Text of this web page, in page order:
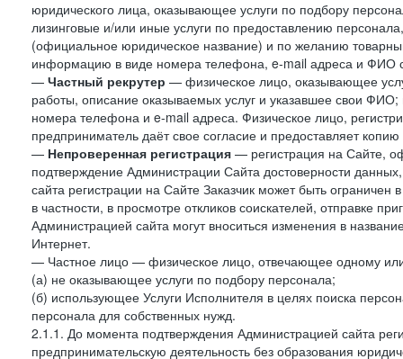
юридического лица, оказывающее услуги по подбору
лизинговые и/или иные услуги по предоставлению
(официальное юридическое название) и по желанию
информацию в виде номера телефона, e-mail адреса и ФИО
— Частный рекрутер — физическое лицо, оказывающее
работы, описание оказываемых услуг и указавшее свои
номера телефона и e-mail адреса. Физическое лицо,
предприниматель даёт свое согласие и предоставляет
— Непроверенная регистрация — регистрация на Сайте,
подтверждение Администрации Сайта достоверности
сайта регистрации на Сайте Заказчик может быть
в частности, в просмотре откликов соискателей, отправке
Администрацией сайта могут вноситься изменения в
Интернет.
— Частное лицо — физическое лицо, отвечающее одному
(а) не оказывающее услуги по подбору персонала;
(б) использующее Услуги Исполнителя в целях поиска
персонала для собственных нужд.
2.1.1. До момента подтверждения Администрацией сайта
предпринимательскую деятельность без образования